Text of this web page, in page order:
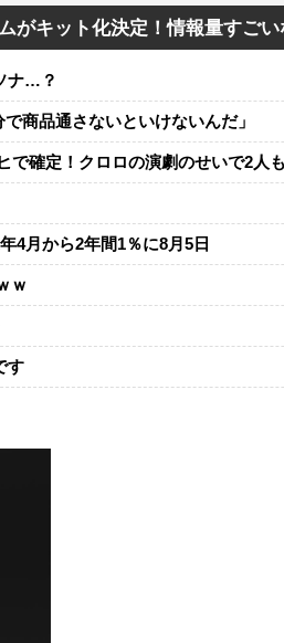
がキット化決定！情報量すごい
ナ…？
商品通さないといけないんだ」
で確定！クロロの演劇のせいで2人
4月から2年間1％に8月5日
ｗ
す